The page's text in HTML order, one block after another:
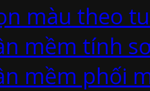
màu theo
mềm tính
mềm phối